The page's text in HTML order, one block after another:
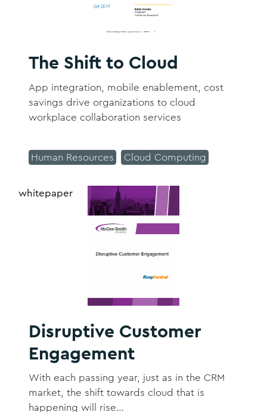
The Shift to Cloud
App integration, mobile enablement, cost
savings drive organizations to cloud
workplace collaboration services
Human Resources Cloud Computing
whitepaper
Disruptive Customer
Engagement
With each passing year, just as in the CRM
market, the shift towards cloud that is
happening will rise…